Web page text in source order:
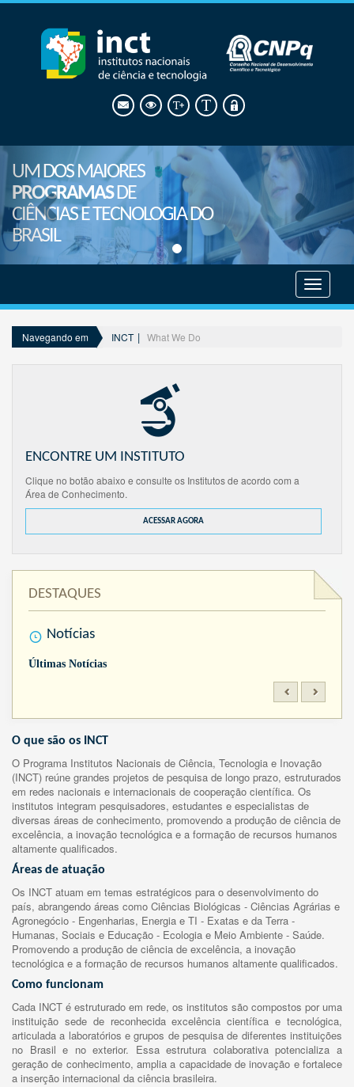
UM DOS MAIORES
PROGRAMASDE
CIÊNCIAS E TECNOLOGIA DO
BRASIL
menu
Navegando em INCT What We Do
ENCONTRE UM INSTITUTO
Clique no botão abaixo e consulte os Institutos de acordo com a
Área de Conhecimento.
ACESSAR AGORA
DESTAQUES
Notícias
Últimas Notícias
O que são os INCT
O Programa Institutos Nacionais de Ciência, Tecnologia e Inovação
(INCT) reúne grandes projetos de pesquisa de longo prazo, estruturados
em redes nacionais e internacionais de cooperação científica. Os
institutos integram pesquisadores, estudantes e especialistas de
diversas áreas de conhecimento, promovendo a produção de ciência de
excelência, a inovação tecnológica e a formação de recursos humanos
altamente qualificados.
Áreas de atuação
Os INCT atuam em temas estratégicos para o desenvolvimento do
país, abrangendo áreas como Ciências Biológicas - Ciências Agrárias e
Agronegócio - Engenharias, Energia e TI - Exatas e da Terra -
Humanas, Sociais e Educação - Ecologia e Meio Ambiente - Saúde.
Promovendo a produção de ciência de excelência, a inovação
tecnológica e a formação de recursos humanos altamente qualificados.
Como funcionam
Cada INCT é estruturado em rede, os institutos são compostos por uma
instituição sede de reconhecida excelência científica e tecnológica,
articulada a laboratórios e grupos de pesquisa de diferentes instituições
no Brasil e no exterior. Essa estrutura colaborativa potencializa a
geração de conhecimento, amplia a capacidade de inovação e fortalece
a inserção internacional da ciência brasileira.